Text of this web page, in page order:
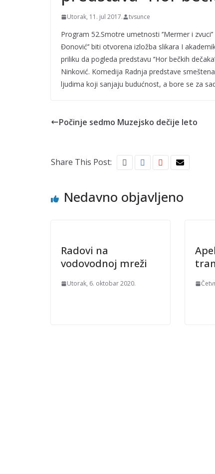
– pljuskovi sa
grmljavinom
Utorak, 11. jul 2017. tvsunce
Program 52.Smotre umetnosti ‘’Mermer i
Đonović’’ biti otvorena izložba slikara I
priliku da pogleda predstavu ‘’Hor bečkih
Ninković. Komedija Radnja predstave
ljudima koji sanjaju budućnost, a bore se za
Počinje sedmo Muzejsko dečije leto
Share This Post:
Nedavno objavljeno
Radovi na
vodovodnoj mreži
Utorak, 6. oktobar 2020.